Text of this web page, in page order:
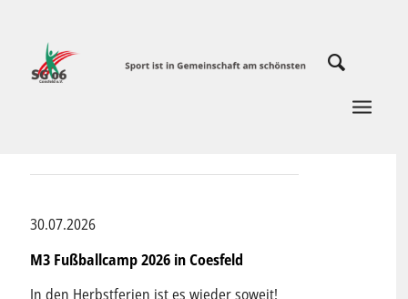
30.07.2026
M3 Fußballcamp 2026 in Coesfeld
In den Herbstferien ist es wieder soweit!